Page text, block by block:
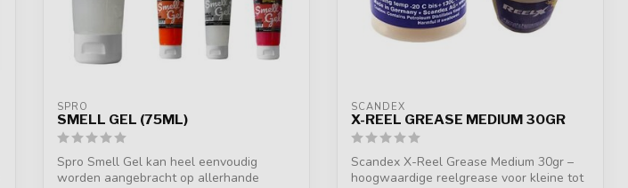
SPRO
SMELL GEL (75ML)
Spro Smell Gel kan heel eenvoudig
worden aangebracht op allerhande
SCANDEX
X-REEL GREASE MEDIUM 30GR
Scandex X-Reel Grease Medium 30gr –
hoogwaardige reelgrease voor kleine tot